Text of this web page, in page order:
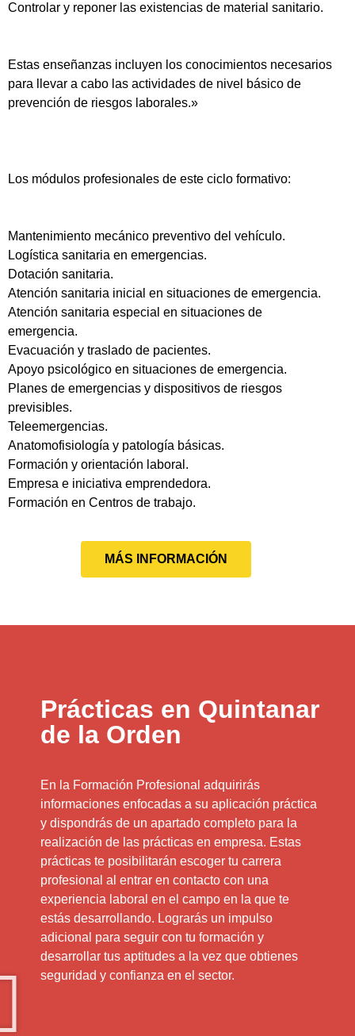
Controlar y reponer las existencias de material sanitario.
Estas enseñanzas incluyen los conocimientos necesarios
para llevar a cabo las actividades de nivel básico de
prevención de riesgos laborales.»
Los módulos profesionales de este ciclo formativo:
Mantenimiento mecánico preventivo del vehículo.
Logística sanitaria en emergencias.
Dotación sanitaria.
Atención sanitaria inicial en situaciones de emergencia.
Atención sanitaria especial en situaciones de
emergencia.
Evacuación y traslado de pacientes.
Apoyo psicológico en situaciones de emergencia.
Planes de emergencias y dispositivos de riesgos
previsibles.
Teleemergencias.
Anatomofisiología y patología básicas.
Formación y orientación laboral.
Empresa e iniciativa emprendedora.
Formación en Centros de trabajo.
MÁS INFORMACIÓN
Prácticas en Quintanar
de la Orden
En la Formación Profesional adquirirás
informaciones enfocadas a su aplicación práctica
y dispondrás de un apartado completo para la
realización de las prácticas en empresa. Estas
prácticas te posibilitarán escoger tu carrera
profesional al entrar en contacto con una
experiencia laboral en el campo en la que te
estás desarrollando. Lograrás un impulso
adicional para seguir con tu formación y
desarrollar tus aptitudes a la vez que obtienes
seguridad y confianza en el sector.